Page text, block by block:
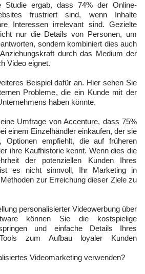
Studie ergab, dass 74% der Online-
frustriert sind, wenn Inhalte
Interessen irrelevant sind. Gezielte
nur die Details von Personen, um
sondern kombiniert dies auch
durch das Medium der
Video eignet.
Beispiel dafür an. Hier sehen Sie
Probleme, die ein Kunde mit der
haben könnte.
Umfrage von Accenture, dass 75%
einem Einzelhändler einkaufen, der sie
Optionen empfiehlt, die auf früheren
ihre Kaufhistorie kennt. Wenn dies die
der potenziellen Kunden Ihres
es nicht sinnvoll, Ihr Marketing in
zur Erreichung dieser Ziele zu
personalisierter Videowerbung über
können Sie die kostspielige
und einfache Details Ihres
zum Aufbau loyaler Kunden
Videomarketing verwenden?